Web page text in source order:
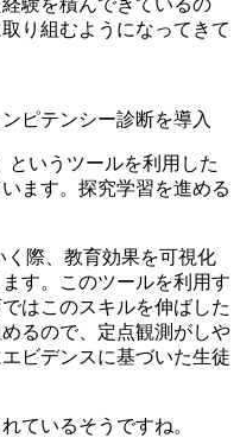
験を積んできているの
り組むようになってきて
ピテンシー診断を導入
というツールを利用した
ます。探究学習を進める
く際、教育効果を可視化
す。このツールを利用す
はこのスキルを伸ばした
るので、定点観測がしや
ビデンスに基づいた生徒
ているそうですね。